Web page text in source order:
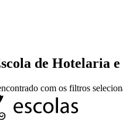
de Hotelaria
com os filtros